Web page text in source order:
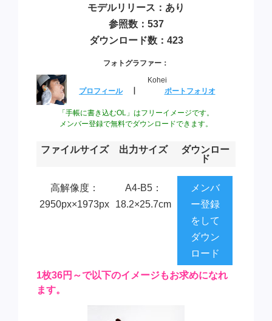
モデルリリース：あり
参照数：537
ダウンロード数：423
フォトグラファー：
Kohei
プロフィール
ポートフォリオ
「手帳に書き込むOL」はフリーイメージです。
メンバー登録で無料でダウンロードできます。
ファイルサイズ 出力サイズ
ダウンロー
ド
高解像度：
2950px×1973px
A4-B5：
18.2×25.7cm
メンバ
ー登録
をして
ダウン
ロード
1枚36円～で以下のイメージもお求めになれ
ます。